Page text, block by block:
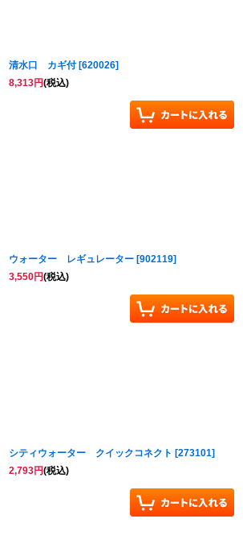
清水口 カギ付 [620026]
8,313円(税込)
ウォーター レギュレーター [902119]
3,550円(税込)
シティウォーター クイックコネクト [273101]
2,793円(税込)